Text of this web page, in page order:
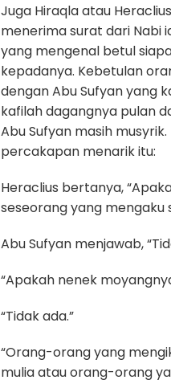
Juga Hiraqla atau
menerima surat dari Nabi
yang mengenal betul
kepadanya. Kebetulan
dengan Abu Sufyan yang
kafilah dagangnya pulan
Abu Sufyan masih
percakapan menarik itu:
Heraclius bertanya,
seseorang yang mengaku
Abu Sufyan menjawab,
“Apakah nenek
“Tidak ada.”
“Orang-orang yang
mulia atau orang-orang